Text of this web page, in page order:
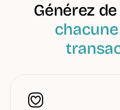
Générez